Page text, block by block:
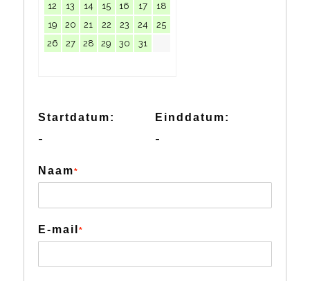
12 13 14 15 16 17
18
19
20 21 22 23 24
25
26
27 28 29 30 31
Startdatum:
-
Einddatum:
-
Naam*
E-mail *